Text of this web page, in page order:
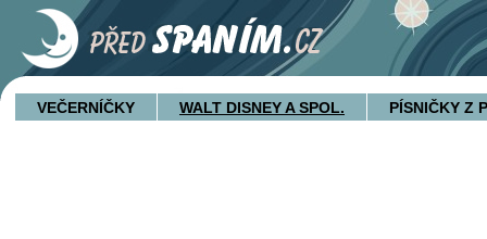
VEČERNÍČKY WALT DISNEY A SPOL. PÍSNIČKY Z